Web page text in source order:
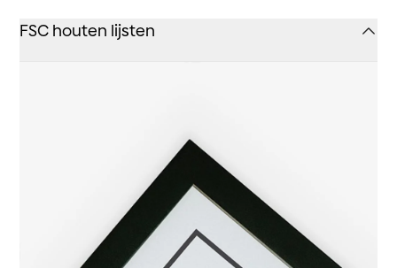
FSC houten lijsten